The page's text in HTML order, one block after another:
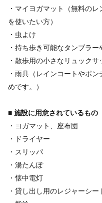
・マイヨガマット（無料の
を使いたい方）
・虫よけ
・持ち歩き可能なタンブラー
・散歩用の小さなリュックサ
・雨具（レインコートやポ
めです。）
■ 施設に用意されているもの
・ヨガマット、座布団
・ドライヤー
・スリッパ
・湯たんぽ
・懐中電灯
・貸し出し用のレジャーシー